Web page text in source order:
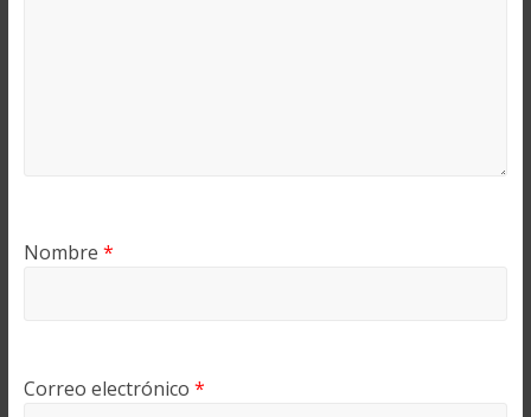
Nombre *
Correo electrónico *